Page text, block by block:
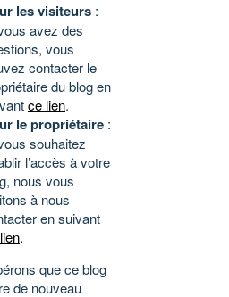
les visiteurs :
avez des
vous
contacter le
du blog en
ce lien.
le propriétaire :
souhaitez
l’accès à votre
nous vous
à nous
en suivant
.
que ce blog
de nouveau